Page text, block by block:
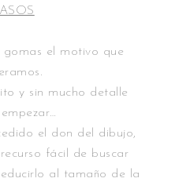
gomas el motivo que
y sin mucho detalle
el don del dibujo,
fácil de buscar
al tamaño de la